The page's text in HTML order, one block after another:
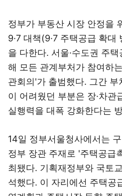
정부가 부동산 시장 안정을
9·7 대책(9·7 주택공급 확대
을 다한다. 서울·수도권 주
해 모든 관계부처가 참여하
관회의'가 출범했다. 그간
이 어려웠던 부분은 장·차관
실행력을 대폭 강화한다는
14일 정부서울청사에서는
정부 장관 주재로 '주택공급
최됐다. 기획재정부와 국토
석했다. 이 자리에선 주택공